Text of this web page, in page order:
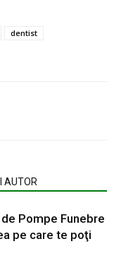
dentist
AUTOR
Pompe Funebre
pe care te poţi